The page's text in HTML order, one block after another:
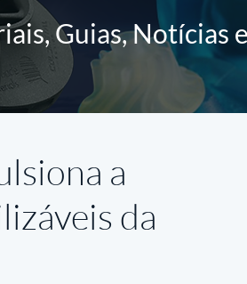
Guias, Notícias
a
da